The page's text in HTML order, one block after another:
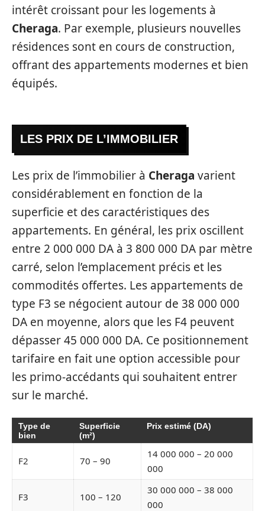
intérêt croissant pour les logements à
Cheraga. Par exemple, plusieurs nouvelles
résidences sont en cours de construction,
offrant des appartements modernes et bien
équipés.
LES PRIX DE L’IMMOBILIER
Les prix de l’immobilier à Cheraga varient
considérablement en fonction de la
superficie et des caractéristiques des
appartements. En général, les prix oscillent
entre 2 000 000 DA à 3 800 000 DA par mètre
carré, selon l’emplacement précis et les
commodités offertes. Les appartements de
type F3 se négocient autour de 38 000 000
DA en moyenne, alors que les F4 peuvent
dépasser 45 000 000 DA. Ce positionnement
tarifaire en fait une option accessible pour
les primo-accédants qui souhaitent entrer
sur le marché.
Type de
bien
Superficie
(m²)
Prix estimé (DA)
F2 70 – 90
14 000 000 – 20 000
000
F3 100 – 120
30 000 000 – 38 000
000